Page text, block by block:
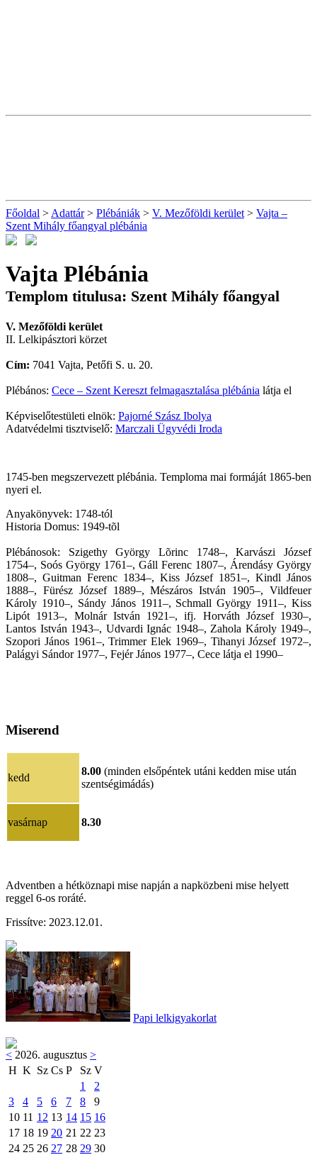
Főoldal > Adattár> Plébániák > V. Mezőföldi kerület > Vajta –
Szent Mihály főangyal plébánia
Vajta Plébánia
Templom titulusa: Szent Mihály főangyal
V. Mezőföldi kerület
II. Lelkipásztori körzet
Cím: 7041 Vajta, Petőfi S. u. 20.
Plébános: Cece – Szent Kereszt felmagasztalása plébánia látja el
Képviselőtestületi elnök: Pajorné Szász Ibolya
Adatvédelmi tisztviselő: Marczali Ügyvédi Iroda
1745-ben megszervezett plébánia. Temploma mai formáját 1865-ben
nyeri el.
Anyakönyvek: 1748-tól
Historia Domus: 1949-tõl
Plébánosok: Szigethy György Lõrinc 1748–, Karvászi József
1754–, Soós György 1761–, Gáll Ferenc 1807–, Árendásy György
1808–, Guitman Ferenc 1834–, Kiss József 1851–, Kindl János
1888–, Fürész József 1889–, Mészáros István 1905–, Vildfeuer
Károly 1910–, Sándy János 1911–, Schmall György 1911–, Kiss
Lipót 1913–, Molnár István 1921–, ifj. Horváth József 1930–,
Lantos István 1943–, Udvardi Ignác 1948–, Zahola Károly 1949–,
Szopori János 1961–, Trimmer Elek 1969–, Tihanyi József 1972–,
Palágyi Sándor 1977–, Fejér János 1977–, Cece látja el 1990–
Miserend
kedd
8.00 (minden elsőpéntek utáni kedden mise után
szentségimádás)
vasárnap 8.30
Adventben a hétköznapi mise napján a napközbeni mise helyett
reggel 6-os roráté.
Frissítve: 2023.12.01 .
Papi lelkigyakorlat
< 2026. augusztus >
H K Sz Cs P Sz V
1
2
3
4 5 6 7 8
9
10 11 12 13 14 15 16
17 18 19 20 21 22 23
24 25 26 27 28 29 30